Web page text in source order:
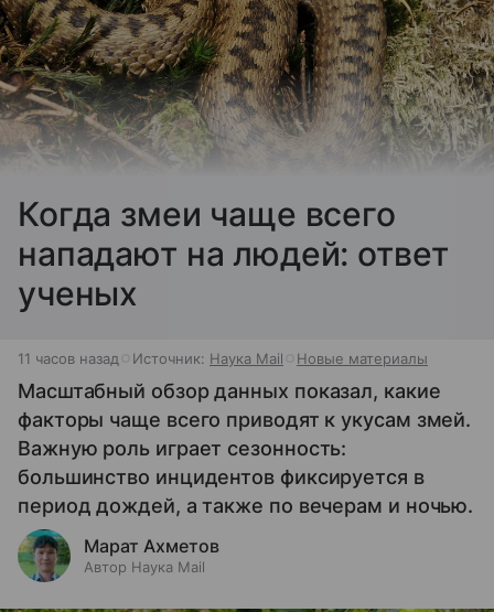
Когда змеи чаще всего
нападают на людей: ответ
ученых
11 часов назад Источник: Наука Mail Новые материалы
Масштабный обзор данных показал, какие
факторы чаще всего приводят к укусам змей.
Важную роль играет сезонность:
большинство инцидентов фиксируется в
период дождей, а также по вечерам и ночью.
Марат Ахметов
Автор Наука Mail